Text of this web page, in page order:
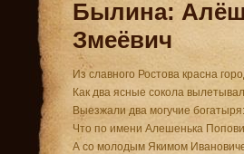
Былина:
Змеёвич
Из славного Ростова красна
Как два ясные сокола
Выезжали два могучие богатыря:
Что по имени Алешенька
А со молодым Якимом